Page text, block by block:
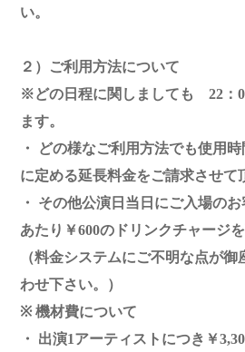
い。
２）ご利用方法について
※どの日程に関しましても 22：
ます。
・ どの様なご利用方法でも使用
に定める延長料金をご請求させて
・ その他公演日当日にご入場の
あたり￥600のドリンクチャージを
（料金システムにご不明な点が
わせ下さい。）
※ 機材費について
・ 出演1アーティストにつき￥